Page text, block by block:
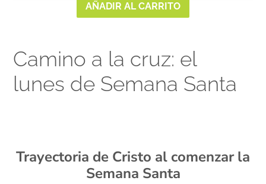
AÑADIR AL CARRITO
Camino a la cruz: el
lunes de Semana Santa
Trayectoria de Cristo al comenzar la
Semana Santa